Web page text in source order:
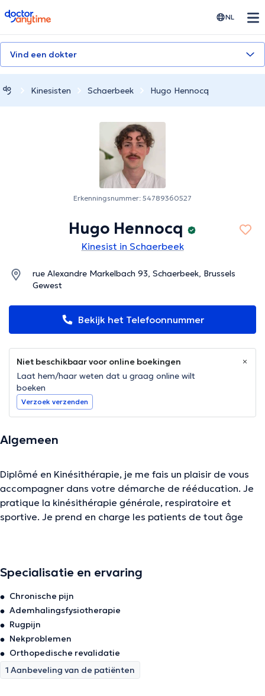
doctoranytime NL
Vind een dokter
Kinesisten Schaerbeek Hugo Hennocq
Erkenningsnummer: 54789360527
Hugo Hennocq
Kinesist in Schaerbeek
rue Alexandre Markelbach 93, Schaerbeek, Brussels
Gewest
Bekijk het Telefoonnummer
Niet beschikbaar voor online boekingen
Laat hem/haar weten dat u graag online wilt
boeken
Verzoek verzenden
Algemeen
Diplômé en Kinésithérapie, je me fais un plaisir de vous
accompagner dans votre démarche de rééducation. Je
pratique la kinésithérapie générale, respiratoire et
sportive. Je prend en charge les patients de tout âge
De beschrijving werd aangepast door het Doctoranytime team, gebaseerd
op geverifieerde informatie.
Specialisatie en ervaring
Chronische pijn
Ademhalingsfysiotherapie
Rugpijn
Nekproblemen
Orthopedische revalidatie
1 Aanbeveling van de patiënten